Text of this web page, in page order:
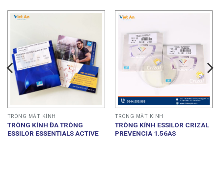
TRÒNG MẮT KÍNH
TRÒNG KÍNH ĐA TRÒNG
ESSILOR ESSENTIALS ACTIVE
TRÒNG MẮT KÍNH
TRÒNG KÍNH ESSILOR CRIZAL
PREVENCIA 1.56AS